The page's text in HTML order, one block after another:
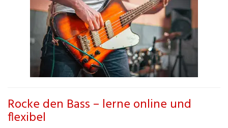
Rocke den Bass – lerne online und
flexibel